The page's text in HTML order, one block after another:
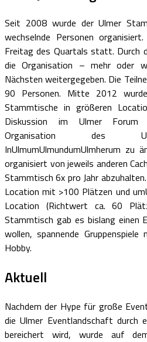
Seit 2008 wurde der Ulmer
wechselnde Personen
Freitag des Quartals statt. Durch
die Organisation – mehr oder
Nächsten weitergegeben. Die
90 Personen. Mitte 2012
Stammtische in größeren
Diskussion im Ulmer Forum
Organisation des
InUlmumUlmundumUlmherum zu
organisiert von jeweils anderen
Stammtisch 6x pro Jahr
Location mit >100 Plätzen und
Location (Richtwert ca. 60
Stammtisch gab es bislang einen
wollen, spannende
Hobby.
Aktuell
Nachdem der Hype für große
die Ulmer Eventlandschaft durch
bereichert wird, wurde auf